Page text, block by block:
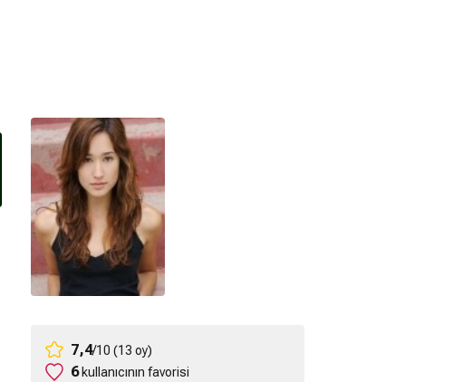
7,4/10 (13 oy)
6 kullanıcının favorisi